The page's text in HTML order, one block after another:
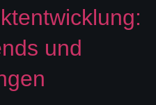
und